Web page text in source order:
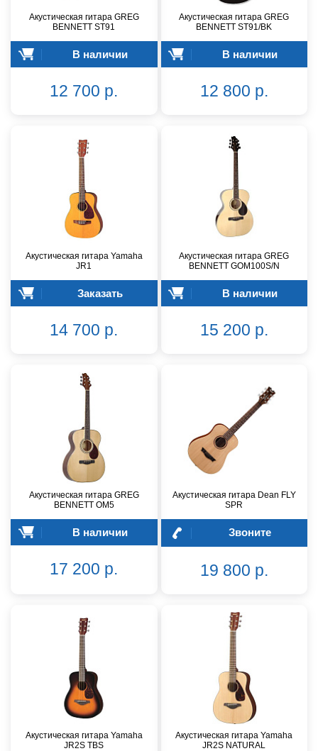
Акустическая гитара GREG
BENNETT ST91
В наличии
12 700 р.
Акустическая гитара GREG
BENNETT ST91/BK
В наличии
12 800 р.
Акустическая гитара Yamaha
JR1
Заказать
14 700 р.
Акустическая гитара GREG
BENNETT GOM100S/N
В наличии
15 200 р.
Акустическая гитара GREG
BENNETT OM5
В наличии
17 200 р.
Акустическая гитара Dean FLY
SPR
Звоните
19 800 р.
Акустическая гитара Yamaha
JR2S TBS
Акустическая гитара Yamaha
JR2S NATURAL